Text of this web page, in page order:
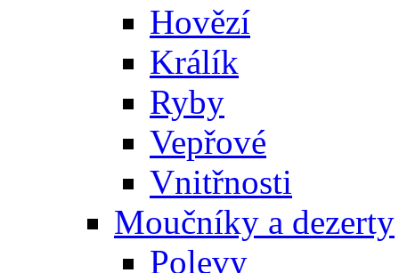
Hovězí
Králík
Ryby
Vepřové
Vnitřnosti
Moučníky a dezerty
Polevy